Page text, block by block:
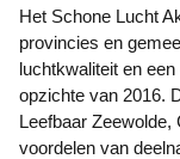
Het Schone Lucht Akkoord, een initiatief van de Rijksoverheid,
provincies en
luchtkwaliteit en
opzichte van 2016.
Leefbaar
voordelen van